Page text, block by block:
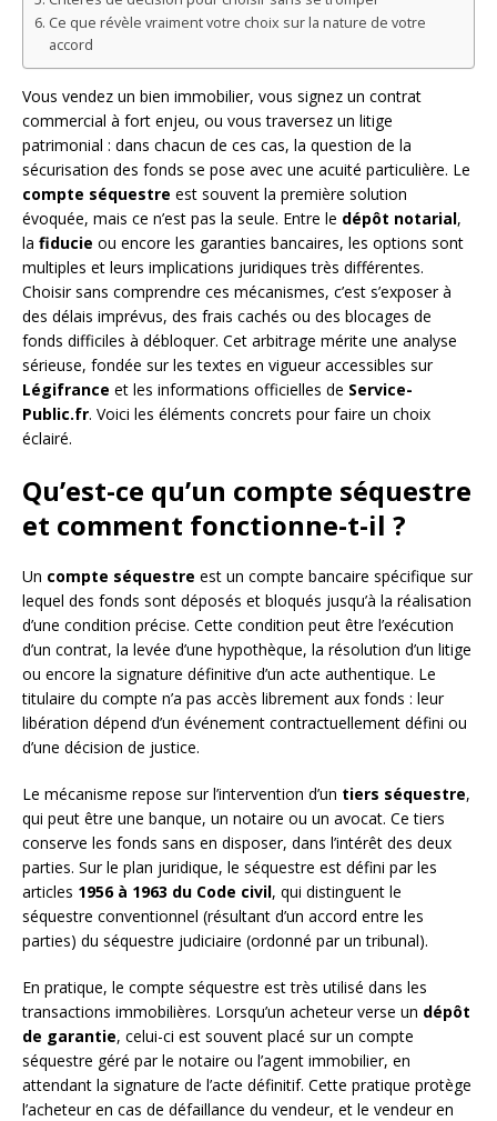
Ce que révèle vraiment votre choix sur la nature de votre
accord
Vous vendez un bien immobilier, vous signez un contrat
commercial à fort enjeu, ou vous traversez un litige
patrimonial : dans chacun de ces cas, la question de la
sécurisation des fonds se pose avec une acuité particulière. Le
compte séquestre est souvent la première solution
évoquée, mais ce n’est pas la seule. Entre le dépôt notarial,
la fiducie ou encore les garanties bancaires, les options sont
multiples et leurs implications juridiques très différentes.
Choisir sans comprendre ces mécanismes, c’est s’exposer à
des délais imprévus, des frais cachés ou des blocages de
fonds difficiles à débloquer. Cet arbitrage mérite une analyse
sérieuse, fondée sur les textes en vigueur accessibles sur
Légifrance et les informations officielles de Service-
Public.fr. Voici les éléments concrets pour faire un choix
éclairé.
Qu’est-ce qu’un compte séquestre
et comment fonctionne-t-il ?
Un compte séquestre est un compte bancaire spécifique sur
lequel des fonds sont déposés et bloqués jusqu’à la réalisation
d’une condition précise. Cette condition peut être l’exécution
d’un contrat, la levée d’une hypothèque, la résolution d’un litige
ou encore la signature définitive d’un acte authentique. Le
titulaire du compte n’a pas accès librement aux fonds : leur
libération dépend d’un événement contractuellement défini ou
d’une décision de justice.
Le mécanisme repose sur l’intervention d’un tiers séquestre,
qui peut être une banque, un notaire ou un avocat. Ce tiers
conserve les fonds sans en disposer, dans l’intérêt des deux
parties. Sur le plan juridique, le séquestre est défini par les
articles 1956 à 1963 du Code civil, qui distinguent le
séquestre conventionnel (résultant d’un accord entre les
parties) du séquestre judiciaire (ordonné par un tribunal).
En pratique, le compte séquestre est très utilisé dans les
transactions immobilières. Lorsqu’un acheteur verse un dépôt
de garantie, celui-ci est souvent placé sur un compte
séquestre géré par le notaire ou l’agent immobilier, en
attendant la signature de l’acte définitif. Cette pratique protège
l’acheteur en cas de défaillance du vendeur, et le vendeur en